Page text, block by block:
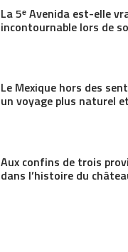
La 5ᵉ Avenida est-elle
incontournable lors de
Le Mexique hors des
un voyage plus naturel
Aux confins de trois
dans l’histoire du